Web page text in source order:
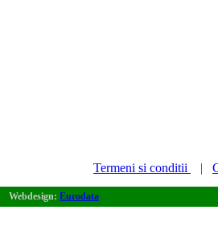
Termeni si conditii |
Webdesign: Eurodata